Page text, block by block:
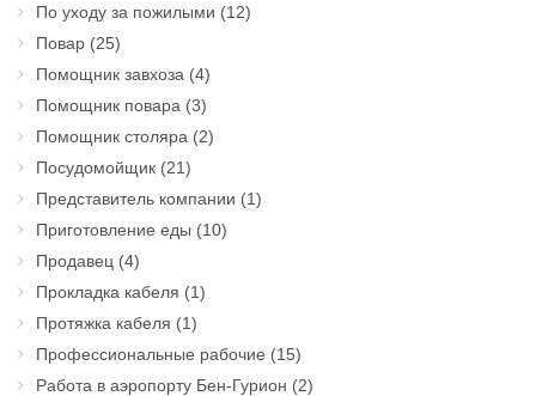
По уходу за пожилыми (12)
Повар (25)
Помощник завхоза (4)
Помощник повара (3)
Помощник столяра (2)
Посудомойщик (21)
Представитель компании (1)
Приготовление еды (10)
Продавец (4)
Прокладка кабеля (1)
Протяжка кабеля (1)
Профессиональные рабочие (15)
Работа в аэропорту Бен-Гурион (2)